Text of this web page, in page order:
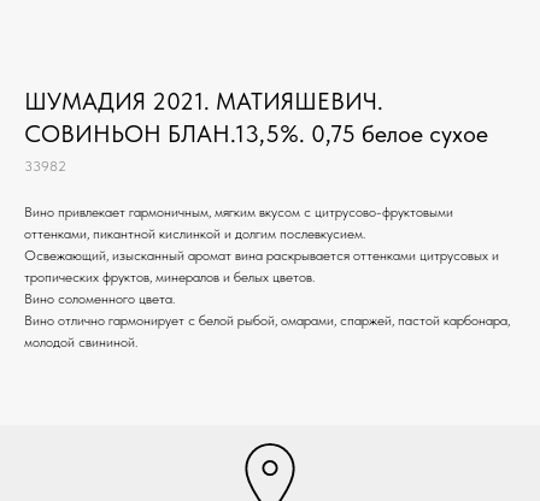
ШУМАДИЯ 2021. МАТИЯШЕВИЧ.
СОВИНЬОН БЛАН.13,5%. 0,75 белое сухое
33982
Вино привлекает гармоничным, мягким вкусом с цитрусово-фруктовыми
оттенками, пикантной кислинкой и долгим послевкусием.
Освежающий, изысканный аромат вина раскрывается оттенками цитрусовых и
тропических фруктов, минералов и белых цветов.
Вино соломенного цвета.
Вино отлично гармонирует с белой рыбой, омарами, спаржей, пастой карбонара,
молодой свининой.